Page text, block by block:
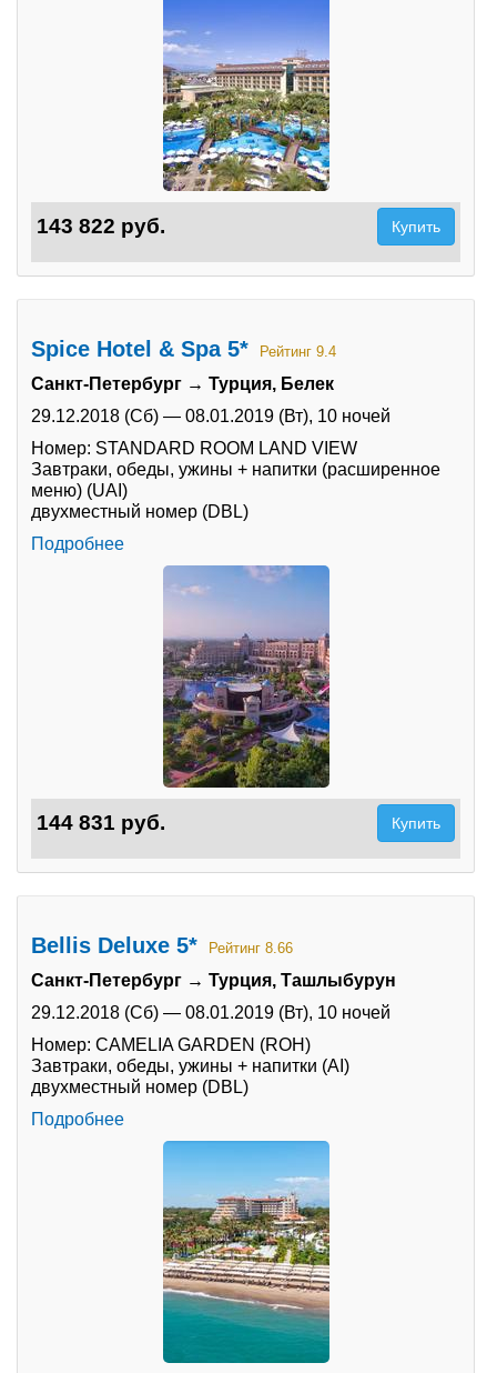
143 822 руб. Купить
Spice Hotel & Spa 5* Рейтинг 9.4
Санкт-Петербург → Турция, Белек
29.12.2018 (Сб) — 08.01.2019 (Вт), 10 ночей
Номер: STANDARD ROOM LAND VIEW
Завтраки, обеды, ужины + напитки (расширенное
меню) (UAI)
двухместный номер (DBL)
Подробнее
144 831 руб. Купить
Bellis Deluxe 5* Рейтинг 8.66
Санкт-Петербург → Турция, Ташлыбурун
29.12.2018 (Сб) — 08.01.2019 (Вт), 10 ночей
Номер: CAMELIA GARDEN (ROH)
Завтраки, обеды, ужины + напитки (AI)
двухместный номер (DBL)
Подробнее